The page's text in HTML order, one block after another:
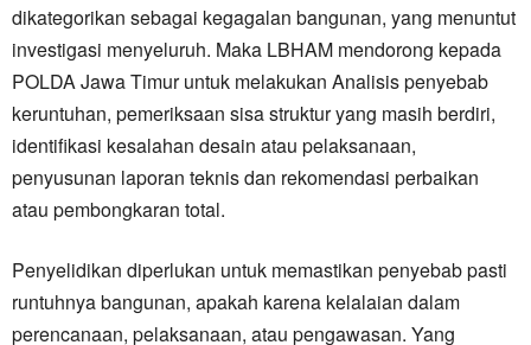
dikategorikan sebagai kegagalan bangunan, yang menuntut
investigasi menyeluruh. Maka LBHAM mendorong kepada
POLDA Jawa Timur untuk melakukan Analisis penyebab
keruntuhan, pemeriksaan sisa struktur yang masih berdiri,
identifikasi kesalahan desain atau pelaksanaan,
penyusunan laporan teknis dan rekomendasi perbaikan
atau pembongkaran total.
Penyelidikan diperlukan untuk memastikan penyebab pasti
runtuhnya bangunan, apakah karena kelalaian dalam
perencanaan, pelaksanaan, atau pengawasan. Yang